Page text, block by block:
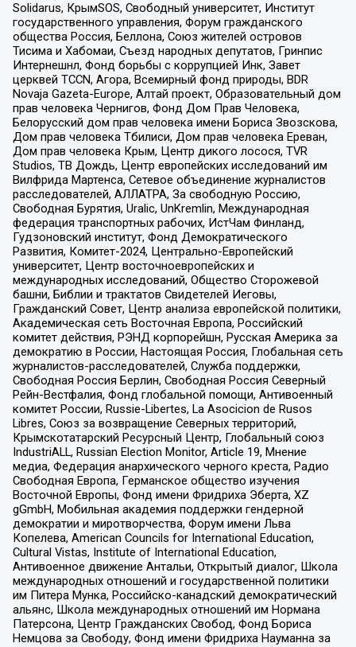
Solidarus, КрымSOS, Свободный университет, Институт
государственного управления, Форум гражданского
общества Россия, Беллона, Союз жителей островов
Тисима и Хабомаи, Съезд народных депутатов, Гринпис
Интернешнл, Фонд борьбы с коррупцией Инк, Завет
церквей TCCN, Агора, Всемирный фонд природы, BDR
Novaja Gazeta-Europe, Алтай проект, Образовательный дом
прав человека Чернигов, Фонд Дом Прав Человека,
Белорусский дом прав человека имени Бориса Звозскова,
Дом прав человека Тбилиси, Дом прав человека Ереван,
Дом прав человека Крым, Центр дикого лосося, TVR
Studios, ТВ Дождь, Центр европейских исследований им
Вилфрида Мартенса, Сетевое объединение журналистов
расследователей, АЛЛАТРА, За свободную Россию,
Свободная Бурятия, Uralic, UnKremlin, Международная
федерация транспортных рабочих, ИстЧам Финланд,
Гудзоновский институт, Фонд Демократического
Развития, Комитет-2024, Центрально-Европейский
университет, Центр восточноевропейских и
международных исследований, Общество Сторожевой
башни, Библии и трактатов Свидетелей Иеговы,
Гражданский Совет, Центр анализа европейской политики,
Академическая сеть Восточная Европа, Российский
комитет действия, РЭНД корпорейшн, Русская Америка за
демократию в России, Настоящая Россия, Глобальная сеть
журналистов-расследователей, Служба поддержки,
Свободная Россия Берлин, Свободная Россия Северный
Рейн-Вестфалия, Фонд глобальной помощи, Антивоенный
комитет России, Russie-Libertes, La Asocicion de Rusos
Libres, Союз за возвращение Северных территорий,
Крымскотатарский Ресурсный Центр, Глобальный союз
IndustriALL, Russian Election Monitor, Article 19, Мнение
медиа, Федерация анархического черного креста, Радио
Свободная Европа, Германское общество изучения
Восточной Европы, Фонд имени Фридриха Эберта, XZ
gGmbH, Мобильная академия поддержки гендерной
демократии и миротворчества, Форум имени Льва
Копелева, American Councils for International Education,
Cultural Vistas, Institute of International Education,
Антивоенное движение Антальи, Открытый диалог, Школа
международных отношений и государственной политики
им Питера Мунка, Российско-канадский демократический
альянс, Школа международных отношений им Нормана
Патерсона, Центр Гражданских Свобод, Фонд Бориса
Немцова за Свободу, Фонд имени Фридриха Науманна за